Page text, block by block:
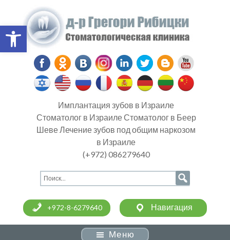
Open toolbar
Имплантация зубов в Израиле
Стоматолог в Израиле Стоматолог в Беер
Шеве Лечение зубов под общим наркозом
в Израиле
(+972) 086279640
+972-8-6279640 Навигация
Меню